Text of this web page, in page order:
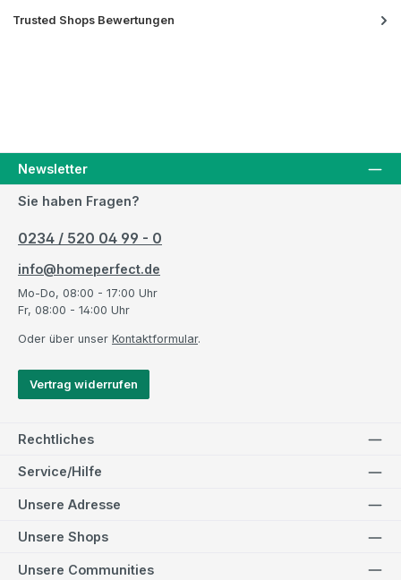
Trusted Shops Bewertungen
Newsletter
Sie haben Fragen?
0234 / 520 04 99 - 0
info@homeperfect.de
Mo-Do, 08:00 - 17:00 Uhr
Fr, 08:00 - 14:00 Uhr
Oder über unser Kontaktformular.
Vertrag widerrufen
Rechtliches
Service/Hilfe
Unsere Adresse
Unsere Communities
Unsere Shops